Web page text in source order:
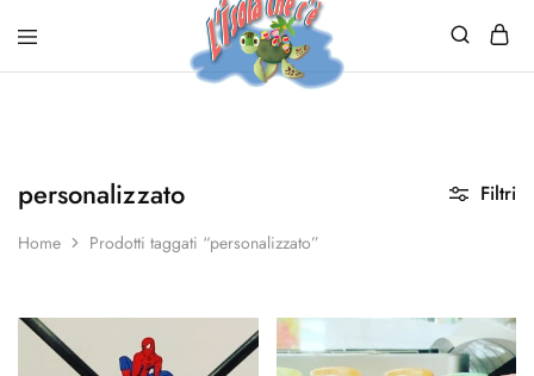
personalizzato
Home Prodotti taggati “personalizzato”
Filtri